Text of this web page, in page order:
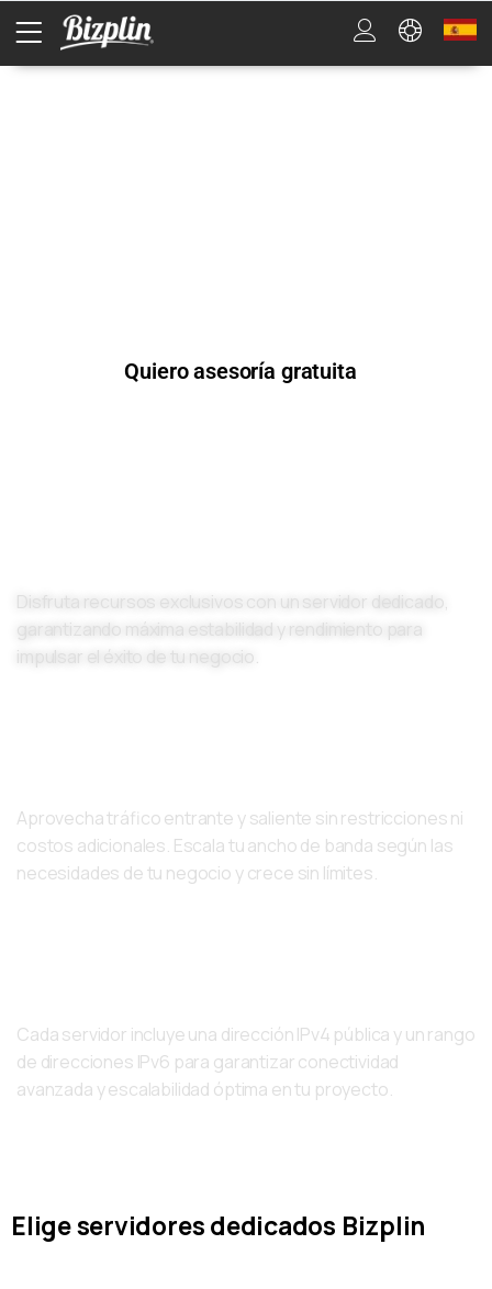
Quiero asesoría gratuita
Disfruta recursos exclusivos con un servidor dedicado,
garantizando máxima estabilidad y rendimiento para
impulsar el éxito de tu negocio.
Aprovecha tráfico entrante y saliente sin restricciones ni
costos adicionales. Escala tu ancho de banda según las
necesidades de tu negocio y crece sin límites.
Cada servidor incluye una dirección IPv4 pública y un rango
de direcciones IPv6 para garantizar conectividad
avanzada y escalabilidad óptima en tu proyecto.
Elige servidores dedicados Bizplin